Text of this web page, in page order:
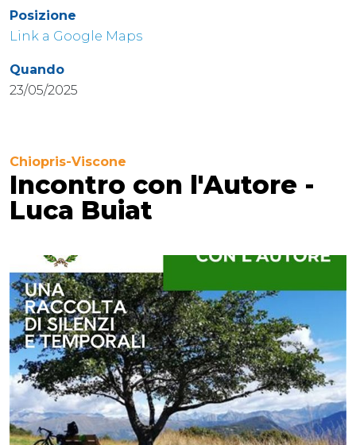
Posizione
Link a Google Maps
Quando
23/05/2025
Chiopris-Viscone
Incontro con l'Autore -
Luca Buiat